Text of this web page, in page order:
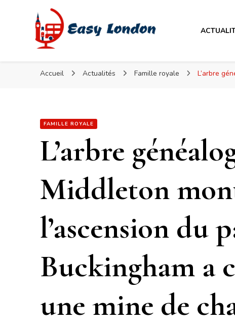
Easy London
Easy London
Accueil Actualités Famille royale L’arbre
FAMILLE ROYALE
L’arbre
Middleton
l’ascension du
Buckingham a
une mine de